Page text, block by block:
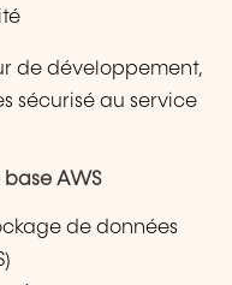
de développement,
sécurisé au service
AWS
de données